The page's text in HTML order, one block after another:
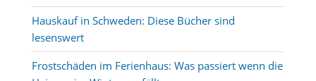
Hauskauf in Schweden: Diese Bücher sind
lesenswert
Frostschäden im Ferienhaus: Was passiert wenn die